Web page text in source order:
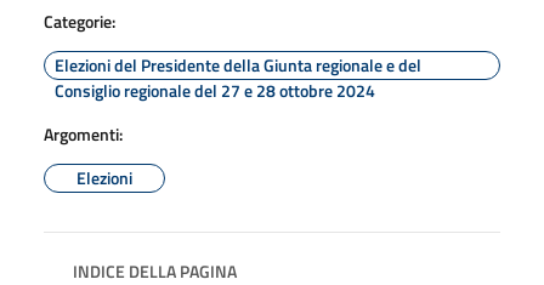
Categorie:
Elezioni del Presidente della Giunta regionale e del
Consiglio regionale del 27 e 28 ottobre 2024
Argomenti:
Elezioni
INDICE DELLA PAGINA